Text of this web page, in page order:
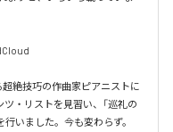
絶技巧の作曲家ピアニストに
・リストを見習い、「巡礼の
行いました。今も変わらず。